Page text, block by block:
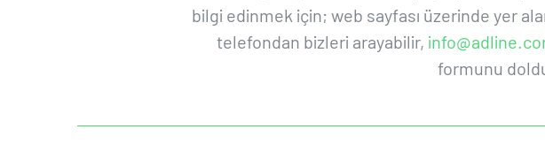
bilgi edinmek için; web sayfası üzerinde yer
telefondan bizleri arayabilir,
formunu